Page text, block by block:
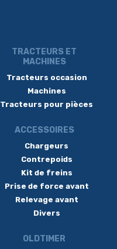
TRACTEURS ET
MACHINES
Tracteurs occasion
Machines
Tracteurs pour pièces
ACCESSOIRES
Chargeurs
Contrepoids
Kit de freins
Prise de force avant
Relevage avant
Divers
OLDTIMER